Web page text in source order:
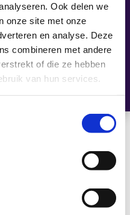
Ook delen we
onze site met onze
en analyse. Deze
combineren met andere
of die ze hebben
van hun services.
in